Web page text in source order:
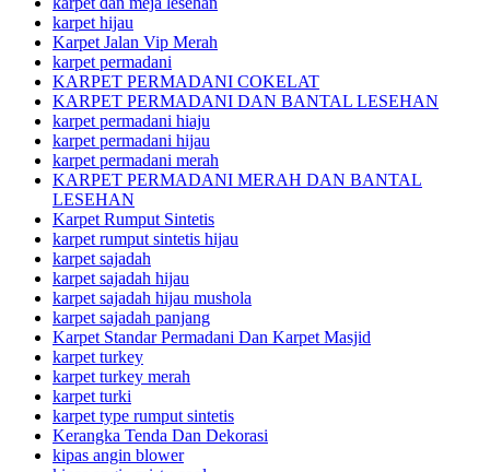
karpet hijau
Karpet Jalan Vip Merah
karpet permadani
KARPET PERMADANI COKELAT
KARPET PERMADANI DAN BANTAL LESEHAN
karpet permadani hiaju
karpet permadani hijau
karpet permadani merah
KARPET PERMADANI MERAH DAN BANTAL
LESEHAN
Karpet Rumput Sintetis
karpet rumput sintetis hijau
karpet sajadah
karpet sajadah hijau
karpet sajadah hijau mushola
karpet sajadah panjang
Karpet Standar Permadani Dan Karpet Masjid
karpet turkey
karpet turkey merah
karpet turki
karpet type rumput sintetis
Kerangka Tenda Dan Dekorasi
kipas angin blower